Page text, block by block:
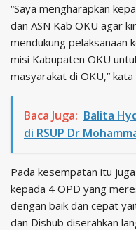
“Saya mengharapkan
dan ASN Kab OKU agar
mendukung pelaksanaan
misi Kabupaten OKU
masyarakat di OKU,”
Baca Juga: Balita
di RSUP Dr
Pada kesempatan itu
kepada 4 OPD yang
dengan baik dan cepat
dan Dishub diserahkan